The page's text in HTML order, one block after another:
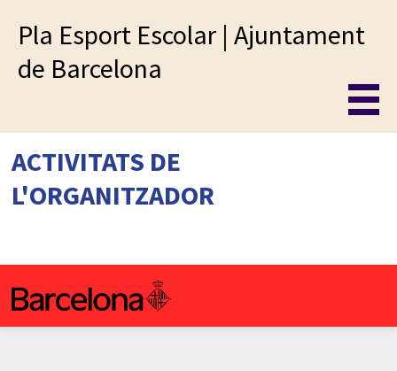
Pla Esport Escolar | Ajuntament
de Barcelona
ACTIVITATS DE
L'ORGANITZADOR